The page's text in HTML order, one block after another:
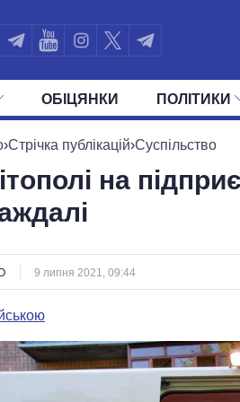
ОБIЦЯНКИ ПОЛIТИКИ
УСІ ПОЛІТИКИ ПРЕЗИДЕНТ І ОФІС
›Стрічка публікацій›Суспільство
на
9 липня 2021, 09:44